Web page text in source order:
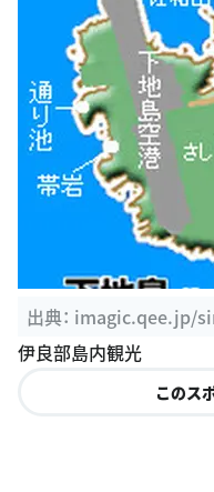
出典： imagic.qee.jp/
伊良部島内観光
このス